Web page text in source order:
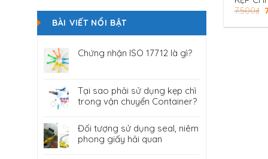
BÀI VIẾT NỔI BẬT
Chứng nhận ISO 17712 là gì?
Tại sao phải sử dụng kẹp chì
trong vận chuyển Container?
Đối tượng sử dụng seal, niêm
phong giấy hải quan
7.500₫